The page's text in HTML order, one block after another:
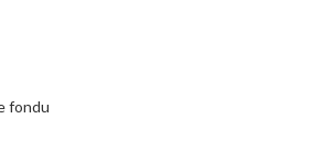
fondu